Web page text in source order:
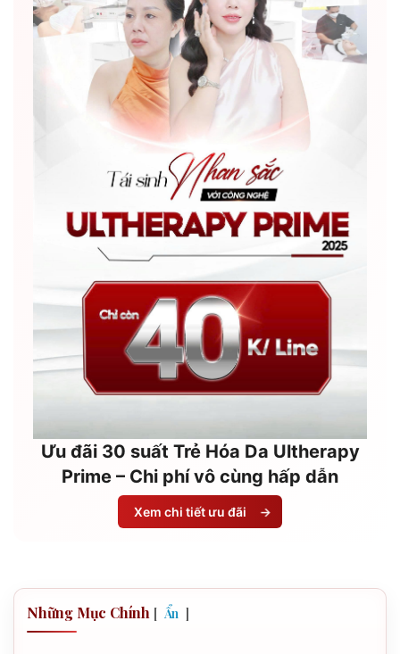
Ưu đãi 30 suất Trẻ Hóa Da Ultherapy
Prime – Chi phí vô cùng hấp dẫn
Xem chi tiết ưu đãi →
Những Mục Chính [ Ẩn ]